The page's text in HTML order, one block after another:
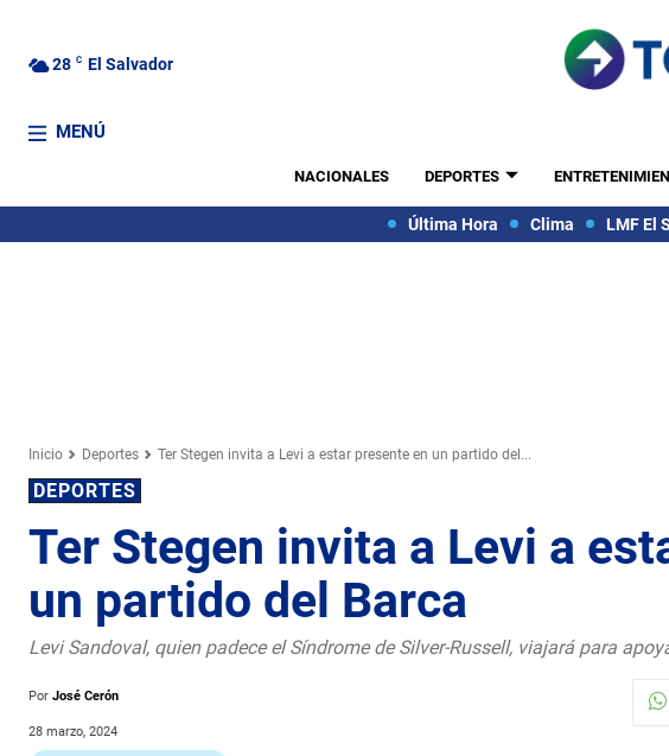
28 C El Salvador
MENÚ
NACIONALES DEPORTES
Última Hora Clima LMF El
Inicio Deportes Ter Stegen invita a Levi a estar presente en un partido del...
DEPORTES
Ter Stegen invita a Levi a
un partido del Barca
Levi Sandoval, quien padece el Síndrome de Silver-Russell, viajará para
Por José Cerón
28 marzo, 2024